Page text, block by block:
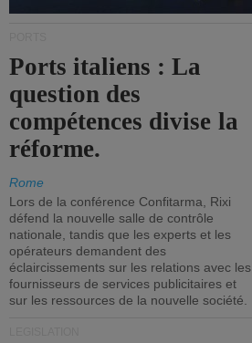
Ports italiens : La
question des
compétences divise la
réforme.
Rome
Lors de la conférence Confitarma, Rixi
défend la nouvelle salle de contrôle
nationale, tandis que les experts et les
opérateurs demandent des
éclaircissements sur les relations avec les
fournisseurs de services publicitaires et
sur les ressources de la nouvelle société.